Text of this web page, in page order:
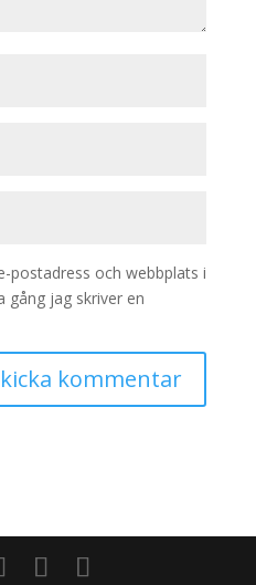
postadress och webbplats i
gång jag skriver en